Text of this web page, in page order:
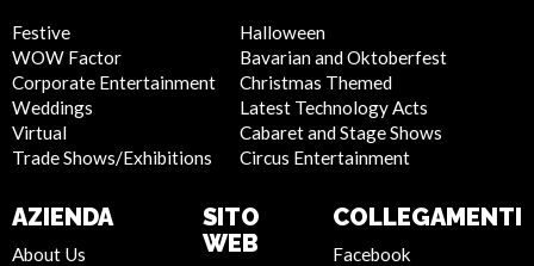
Festive
WOW Factor
Corporate Entertainment
Weddings
Virtual
Trade Shows/Exhibitions
Halloween
Bavarian and Oktoberfest
Christmas Themed
Latest Technology Acts
Cabaret and Stage Shows
Circus Entertainment
AZIENDA
About Us
SITO
WEB
COLLEGAMENTI
Facebook